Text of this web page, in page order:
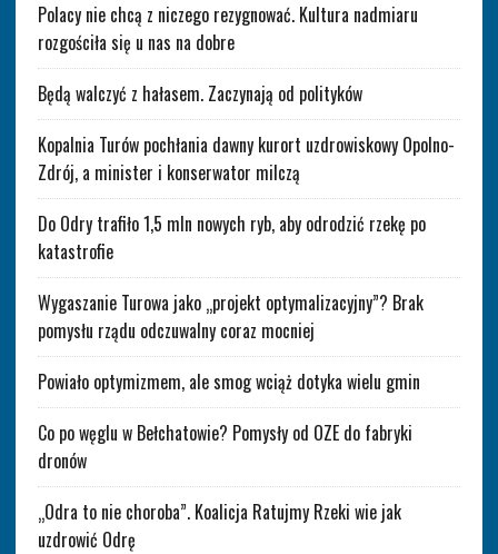
Polacy nie chcą z niczego rezygnować. Kultura nadmiaru
rozgościła się u nas na dobre
Będą walczyć z hałasem. Zaczynają od polityków
Kopalnia Turów pochłania dawny kurort uzdrowiskowy Opolno-
Zdrój, a minister i konserwator milczą
Do Odry trafiło 1,5 mln nowych ryb, aby odrodzić rzekę po
katastrofie
Wygaszanie Turowa jako „projekt optymalizacyjny”? Brak
pomysłu rządu odczuwalny coraz mocniej
Powiało optymizmem, ale smog wciąż dotyka wielu gmin
Co po węglu w Bełchatowie? Pomysły od OZE do fabryki
dronów
„Odra to nie choroba”. Koalicja Ratujmy Rzeki wie jak
uzdrowić Odrę